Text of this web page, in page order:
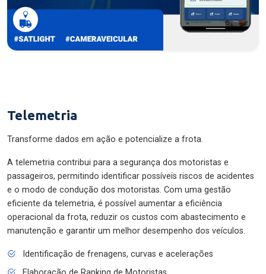
Telemetria
Transforme dados em ação e potencialize a frota.
A telemetria contribui para a segurança dos motoristas e
passageiros, permitindo identificar possíveis riscos de acidentes
e o modo de condução dos motoristas. Com uma gestão
eficiente da telemetria, é possível aumentar a eficiência
operacional da frota, reduzir os custos com abastecimento e
manutenção e garantir um melhor desempenho dos veículos.
Identificação de frenagens, curvas e acelerações